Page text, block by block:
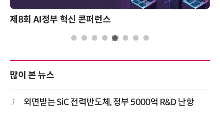
제8회 AI정부 혁신 콘퍼런스
많이 본 뉴스
1 외면받는 SiC 전력반도체, 정부 5000억 R&D 난항